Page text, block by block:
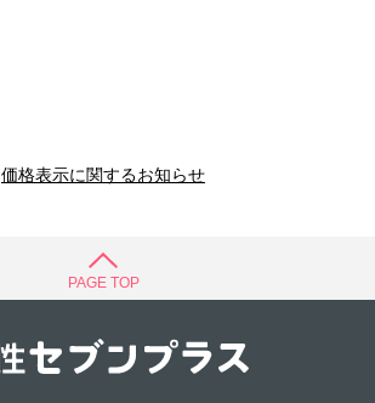
価格表示に関するお知らせ
PAGE TOP